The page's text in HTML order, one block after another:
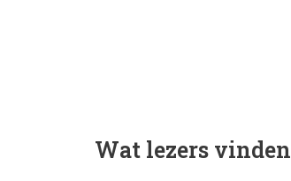
Wat lezers vinden